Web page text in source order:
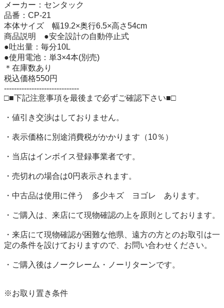
メーカー：センタック
品番：CP-21
本体サイズ	幅19.2×奥行6.5×高さ54cm
商品説明	●安全設計の自動停止式
●吐出量：毎分10L
●使用電池：単3×4本(別売)
＊在庫数あり
税込価格550円
------------------------------
□■下記注意事項を最後まで必ずご確認下さい■□
・値引き交渉はしておりません。
・表示価格に別途消費税がかかります（10％）
・当店はインボイス登録事業者です。
・売切れの場合は0円表示されます。
・中古品は使用に伴う　多少キズ　ヨゴレ　あります。
・ご購入は、来店にて現物確認の上を原則としております。
・来店にて現物確認が困難な他県、遠方の方とのお取引は一
定の条件を設けておりますので、お問い合わせください。
・ご購入後はノークレーム・ノーリターンです。
※お取り置き条件